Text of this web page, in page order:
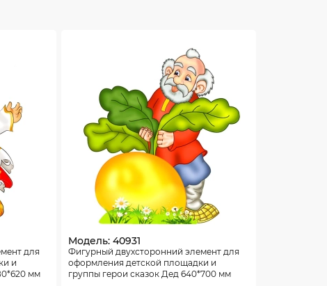
для
и
мм
Модель: 40931
Фигурный двухсторонний элемент для
оформления детской площадки и
группы герои сказок Дед 640*700 мм